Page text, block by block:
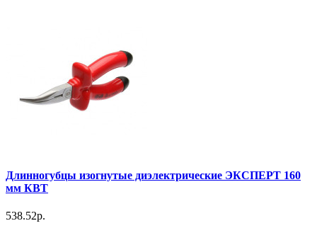
Длинногубцы изогнутые диэлектрические ЭКСПЕРТ 160
мм КВТ
538.52р.